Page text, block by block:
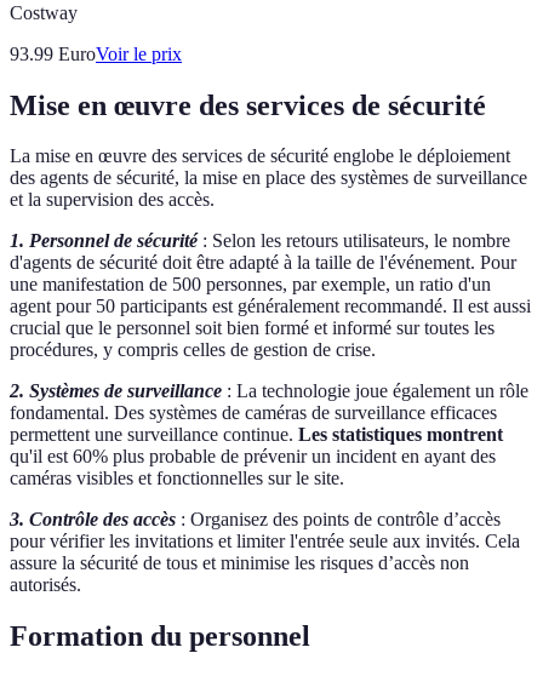
Costway
93.99 EuroVoir le prix
Mise en œuvre des services de sécurité
La mise en œuvre des services de sécurité englobe le déploiement
des agents de sécurité, la mise en place des systèmes de surveillance
et la supervision des accès.
1. Personnel de sécurité: Selon les retours utilisateurs, le nombre
d'agents de sécurité doit être adapté à la taille de l'événement. Pour
une manifestation de 500 personnes, par exemple, un ratio d'un
agent pour 50 participants est généralement recommandé. Il est aussi
crucial que le personnel soit bien formé et informé sur toutes les
procédures, y compris celles de gestion de crise.
2. Systèmes de surveillance : La technologie joue également un rôle
fondamental. Des systèmes de caméras de surveillance efficaces
permettent une surveillance continue. Les statistiques montrent
qu'il est 60% plus probable de prévenir un incident en ayant des
caméras visibles et fonctionnelles sur le site.
3. Contrôle des accès : Organisez des points de contrôle d’accès
pour vérifier les invitations et limiter l'entrée seule aux invités. Cela
assure la sécurité de tous et minimise les risques d’accès non
autorisés.
Formation du personnel